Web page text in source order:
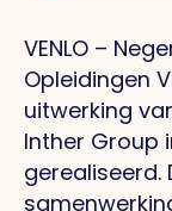
VENLO –
Opleidingen
uitwerking
Inther Group
gerealiseerd.